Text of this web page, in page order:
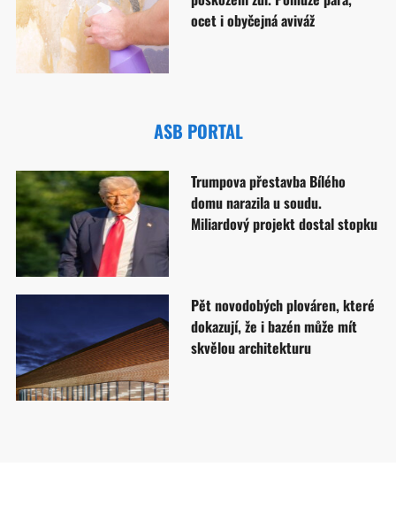
ocet i obyčejná aviváž
ASB PORTAL
Trumpova přestavba Bílého
domu narazila u soudu.
Miliardový projekt dostal stopku
Pět novodobých plováren, které
dokazují, že i bazén může mít
skvělou architekturu